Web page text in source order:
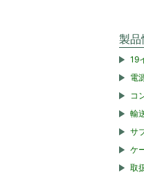
製品
19
電
コ
輸
サ
ケ
取